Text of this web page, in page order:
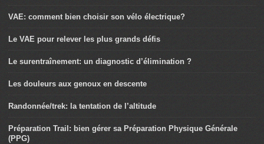
VAE: comment bien choisir son vélo électrique?
Le VAE pour relever les plus grands défis
Le surentraînement: un diagnostic d’élimination ?
Les douleurs aux genoux en descente
Randonnée/trek: la tentation de l’altitude
Préparation Trail: bien gérer sa Préparation Physique Générale
(PPG)